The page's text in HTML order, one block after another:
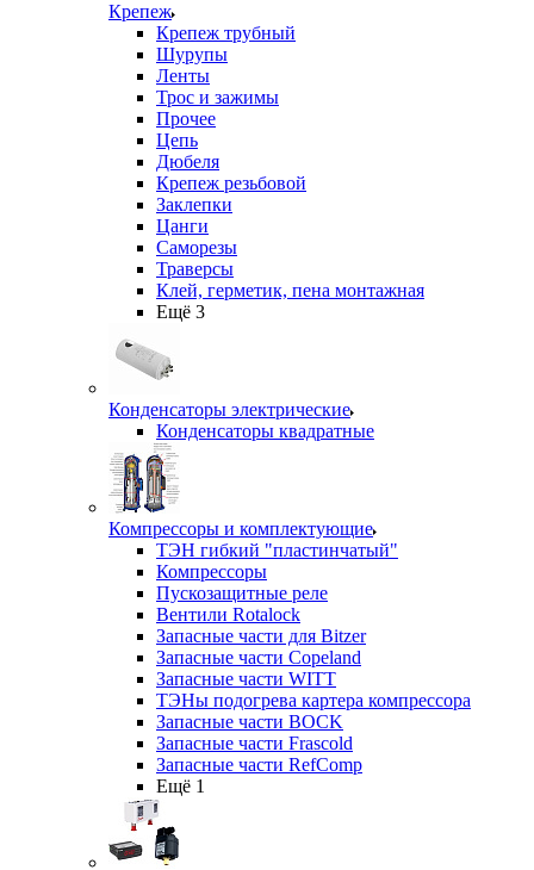
Крепеж
Крепеж трубный
Шурупы
Ленты
Трос и зажимы
Прочее
Цепь
Дюбеля
Крепеж резьбовой
Заклепки
Цанги
Саморезы
Траверсы
Клей, герметик, пена монтажная
Ещё 3
Конденсаторы электрические
Конденсаторы квадратные
Компрессоры и комплектующие
ТЭН гибкий "пластинчатый"
Компрессоры
Пускозащитные реле
Вентили Rotalock
Запасные части для Bitzer
Запасные части Copeland
Запасные части WITT
ТЭНы подогрева картера компрессора
Запасные части BOCK
Запасные части Frascold
Запасные части RefComp
Ещё 1